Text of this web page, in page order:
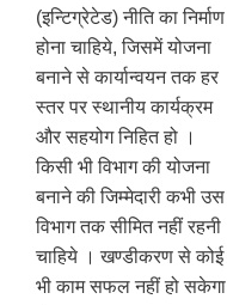
(इन्टिग्रेटेड) नीति का निर्माण
होना चाहिये, जिसमें योजना
बनाने से कार्यान्वयन तक हर
स्तर पर स्थानीय कार्यक्रम
और सहयोग निहित हो ।
किसी भी विभाग की योजना
बनाने की जिम्मेदारी कभी उस
विभाग तक सीमित नहीं रहनी
चाहिये । खण्डीकरण से कोई
भी काम सफल नहीं हो सकेगा